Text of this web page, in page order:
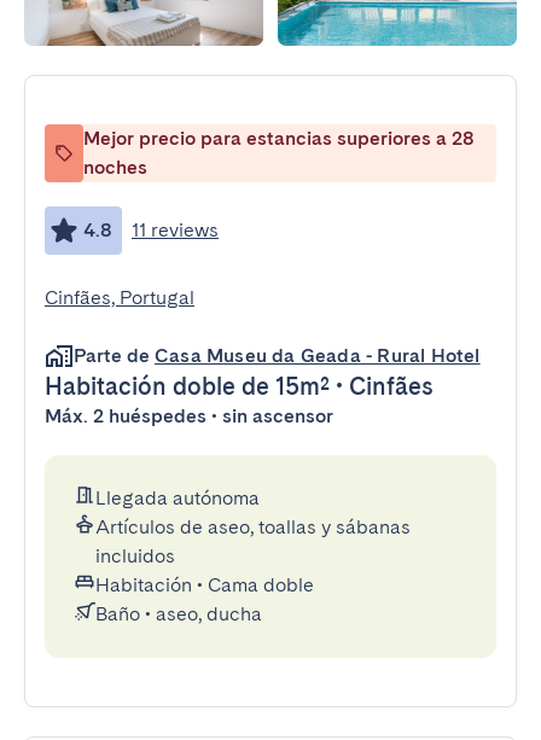
Mejor precio para estancias superiores a 28
noches
4.8 11 reviews
Cinfães, Portugal
Parte de Casa Museu da Geada - Rural Hotel
Habitación doble de 15m² • Cinfães
Máx. 2 huéspedes • sin ascensor
Llegada autónoma
Artículos de aseo, toallas y sábanas
incluidos
Habitación • Cama doble
Baño • aseo, ducha